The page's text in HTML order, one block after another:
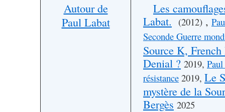
Autour de
Paul Labat
Les
Labat.
(2012) ,
Seconde Guerre
Source K,
Denial ? 2019,
résistance 2019, Le
mystère de la
Bergès 2025